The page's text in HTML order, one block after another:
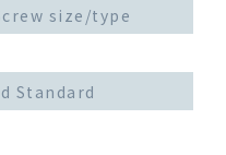
size/type
Standard